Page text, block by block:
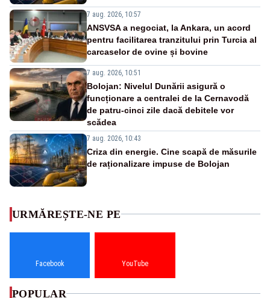
7 aug. 2026, 10:57
ANSVSA a negociat, la Ankara, un acord
pentru facilitarea tranzitului prin Turcia al
carcaselor de ovine și bovine
7 aug. 2026, 10:51
Bolojan: Nivelul Dunării asigură o
funcționare a centralei de la Cernavodă
de patru-cinci zile dacă debitele vor
scădea
7 aug. 2026, 10:43
Criza din energie. Cine scapă de măsurile
de raționalizare impuse de Bolojan
URMĂREȘTE-NE PE
Facebook YouTube
POPULAR